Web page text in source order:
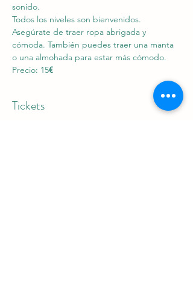
sonido.
Todos los niveles son bienvenidos.
Asegúrate de traer ropa abrigada y
cómoda. También puedes traer una manta
o una almohada para estar más cómodo.
Precio: 15€
Tickets